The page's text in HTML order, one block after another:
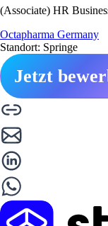
(Associate) HR
Octapharma Germany
Standort: Springe
Jetzt